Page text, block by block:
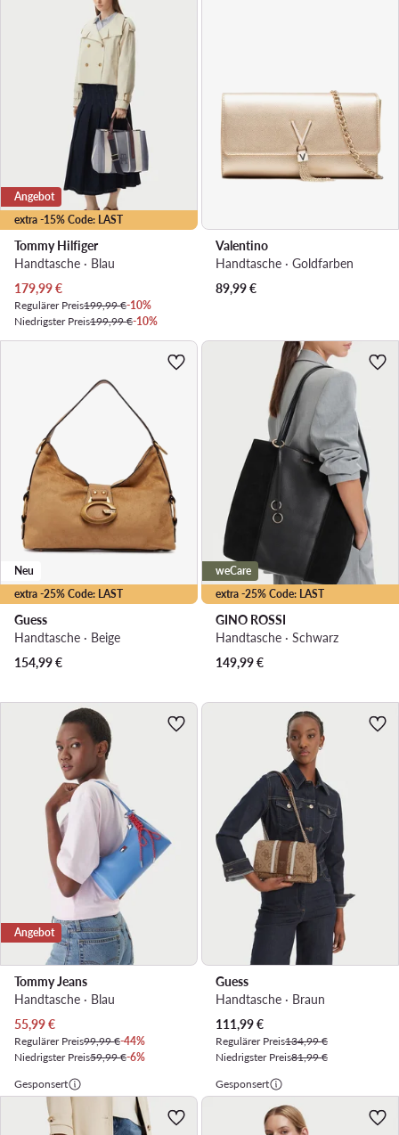
extra -15% Code: LAST
Angebot
Tommy Hilfiger
Handtasche · Blau
Aktueller Preis
179,99€
Regulärer Preis199,99 €-10%
Niedrigster Preis199,99 €-10%
Valentino
Handtasche · Goldfarben
89,99€
extra -25% Code: LAST
Neu
Guess
Handtasche · Beige
154,99€
extra -25% Code: LAST
weCare
GINO ROSSI
Handtasche · Schwarz
149,99€
Angebot
Tommy Jeans
Handtasche · Blau
Aktueller Preis
55,99€
Regulärer Preis99,99 €-44%
Niedrigster Preis59,99 €-6%
Guess
Handtasche · Braun
Aktueller Preis
111,99€
Regulärer Preis134,99 €
Niedrigster Preis81,99 €
Gesponsert
Gesponsert